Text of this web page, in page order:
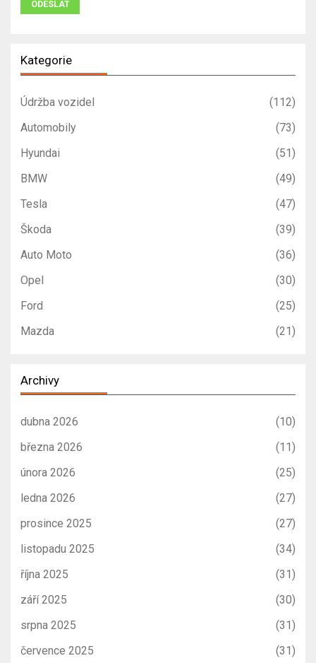
Kategorie
Údržba vozidel
(112)
Automobily
(73)
Hyundai
(51)
BMW
(49)
Tesla
(47)
Škoda
(39)
Auto Moto
(36)
Opel
(30)
Ford
(25)
Mazda
(21)
Archivy
dubna 2026
(10)
března 2026
(11)
února 2026
(25)
ledna 2026
(27)
prosince 2025
(27)
listopadu 2025
(34)
října 2025
(31)
září 2025
(30)
srpna 2025
(31)
července 2025
(31)